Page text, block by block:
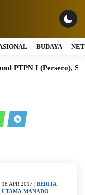
BUDAYA
I (Persero),
18 APR 2017 | BERITA
UTAMA MANADO